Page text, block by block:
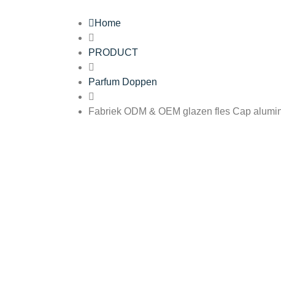
Home
PRODUCT
Parfum Doppen
Fabriek ODM & OEM glazen fles Cap